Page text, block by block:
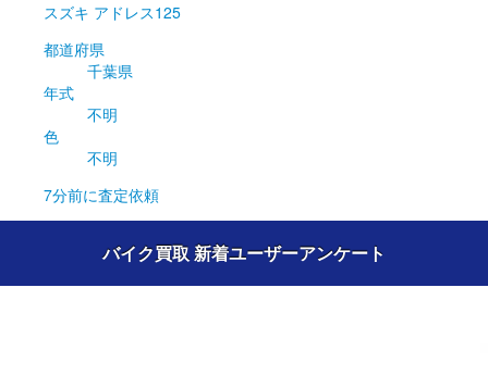
スズキ アドレス125
都道府県
千葉県
年式
不明
色
不明
7分前に査定依頼
バイク買取 新着ユーザーアンケート